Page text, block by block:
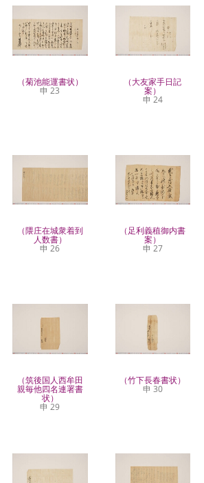
（菊池能運書状）
申 23
（大友家手日記
案）
申 24
（隈庄在城衆着到
人数書）
申 26
（足利義稙御内書
案）
申 27
（筑後国人西牟田
親毎他四名連署書
状）
申 29
（竹下長春書状）
申 30